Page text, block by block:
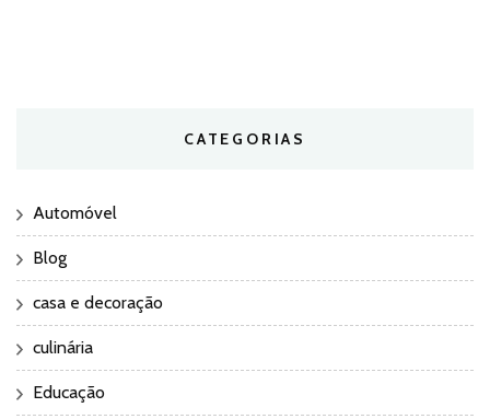
CATEGORIAS
Automóvel
Blog
casa e decoração
culinária
Educação